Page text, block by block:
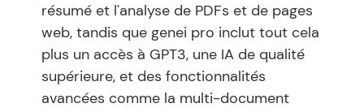
résumé et l'analyse de PDFs et de pages
web, tandis que genei pro inclut tout cela
plus un accès à GPT3, une IA de qualité
supérieure, et des fonctionnalités
avancées comme la multi-document